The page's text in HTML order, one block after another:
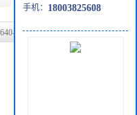
18-0科研现货产品
手机： 18003825608